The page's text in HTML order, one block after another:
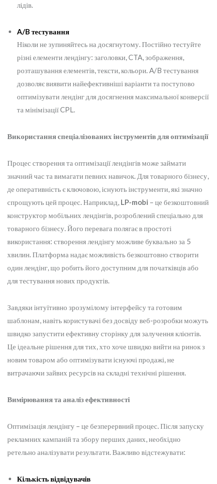
лідів.
A/B тестування
Ніколи не зупиняйтесь на досягнутому. Постійно тестуйте
різні елементи лендінгу: заголовки, CTA, зображення,
розташування елементів, тексти, кольори. A/B тестування
дозволяє виявити найефективніші варіанти та поступово
оптимізувати лендінг для досягнення максимальної конверсії
та мінімізації CPL.
Використання спеціалізованих інструментів для оптимізації
Процес створення та оптимізації лендінгів може займати
значний час та вимагати певних навичок. Для товарного бізнесу,
де оперативність є ключовою, існують інструменти, які значно
спрощують цей процес. Наприклад, LP-mobi – це безкоштовний
конструктор мобільних лендінгів, розроблений спеціально для
товарного бізнесу. Його перевага полягає в простоті
використання: створення лендінгу можливе буквально за 5
хвилин. Платформа надає можливість безкоштовно створити
один лендінг, що робить його доступним для початківців або
для тестування нових продуктів.
Завдяки інтуїтивно зрозумілому інтерфейсу та готовим
шаблонам, навіть користувачі без досвіду веб-розробки можуть
швидко запустити ефективну сторінку для залучення клієнтів.
Це ідеальне рішення для тих, хто хоче швидко вийти на ринок з
новим товаром або оптимізувати існуючі продажі, не
витрачаючи зайвих ресурсів на складні технічні рішення.
Вимірювання та аналіз ефективності
Оптимізація лендінгу – це безперервний процес. Після запуску
рекламних кампаній та збору перших даних, необхідно
ретельно аналізувати результати. Важливо відстежувати:
Кількість відвідувачів